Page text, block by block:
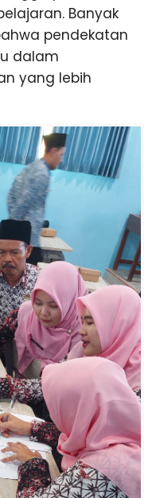
Banyak
pendekatan
dalam
yang lebih